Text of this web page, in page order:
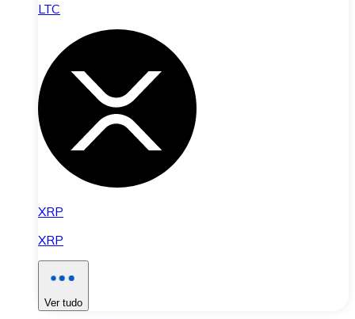
LTC
XRP
XRP
Ver tudo